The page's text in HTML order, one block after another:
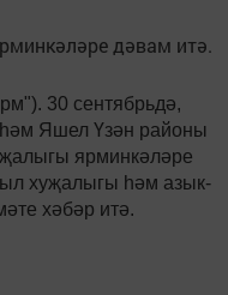
дәвам итә.
30 сентябрьдә,
Яшел Үзән районы
ярминкәләре
хуҗалыгы һәм азык-
хәбәр итә.